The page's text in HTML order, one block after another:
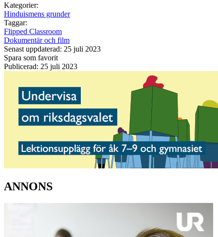
Kategorier:
Hinduismens grunder
Taggar:
Flipped Classroom
Dokumentär och film
Senast uppdaterad: 25 juli 2023
Spara som favorit
Publicerad: 25 juli 2023
ANNONS